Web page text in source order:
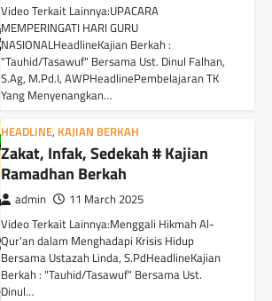
Video Terkait Lainnya:UPACARA
MEMPERINGATI HARI GURU
NASIONALHeadlineKajian Berkah :
"Tauhid/Tasawuf" Bersama Ust. Dinul Falhan,
S.Ag, M.Pd.I, AWPHeadlinePembelajaran TK
Yang Menyenangkan…
HEADLINE, KAJIAN BERKAH
Zakat, Infak, Sedekah # Kajian
Ramadhan Berkah
admin 11 March 2025
Video Terkait Lainnya:Menggali Hikmah Al-
Qur'an dalam Menghadapi Krisis Hidup
Bersama Ustazah Linda, S.PdHeadlineKajian
Berkah : "Tauhid/Tasawuf" Bersama Ust.
Dinul…